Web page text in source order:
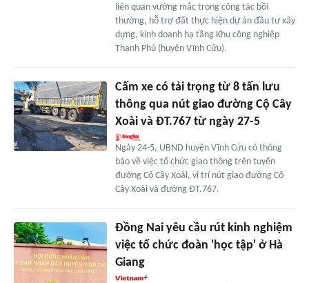
liên quan vướng mắc trong công tác bồi
thường, hỗ trợ đất thực hiện dự án đầu tư xây
dựng, kinh doanh hạ tầng Khu công nghiệp
Thạnh Phú (huyện Vĩnh Cửu).
Cấm xe có tải trọng từ 8 tấn lưu
thông qua nút giao đường Cộ Cây
Xoài và ĐT.767 từ ngày 27-5
Ngày 24-5, UBND huyện Vĩnh Cửu có thông
báo về việc tổ chức giao thông trên tuyến
đường Cộ Cây Xoài, vị trí nút giao đường Cộ
Cây Xoài và đường ĐT.767.
Đồng Nai yêu cầu rút kinh nghiệm
việc tổ chức đoàn 'học tập' ở Hà
Giang